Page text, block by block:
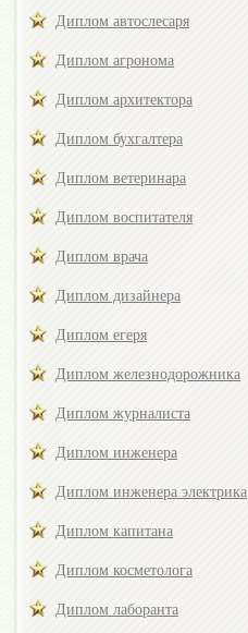
Диплом автослесаря
Диплом агронома
Диплом архитектора
Диплом бухгалтера
Диплом ветеринара
Диплом воспитателя
Диплом врача
Диплом дизайнера
Диплом егеря
Диплом железнодорожника
Диплом журналиста
Диплом инженера
Диплом инженера электрика
Диплом капитана
Диплом косметолога
Диплом лаборанта